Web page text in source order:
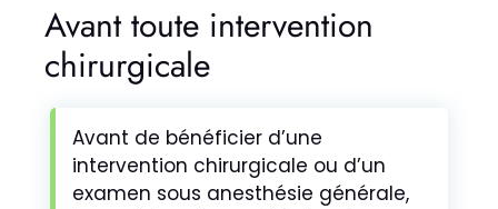
Avant toute intervention
chirurgicale
Avant de bénéficier d’une
intervention chirurgicale ou d’un
examen sous anesthésie générale,